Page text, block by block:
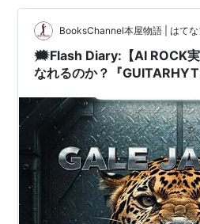
BooksChannel本屋物語 | はて
🗯️Flash Diary:【AI ROCK実
なれるのか？『